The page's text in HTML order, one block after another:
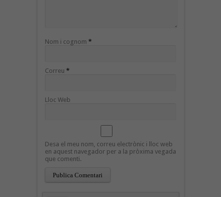
Nom i cognom *
Correu *
Lloc Web
Desa el meu nom, correu electrònic i lloc web
en aquest navegador per a la pròxima vegada
que comenti.